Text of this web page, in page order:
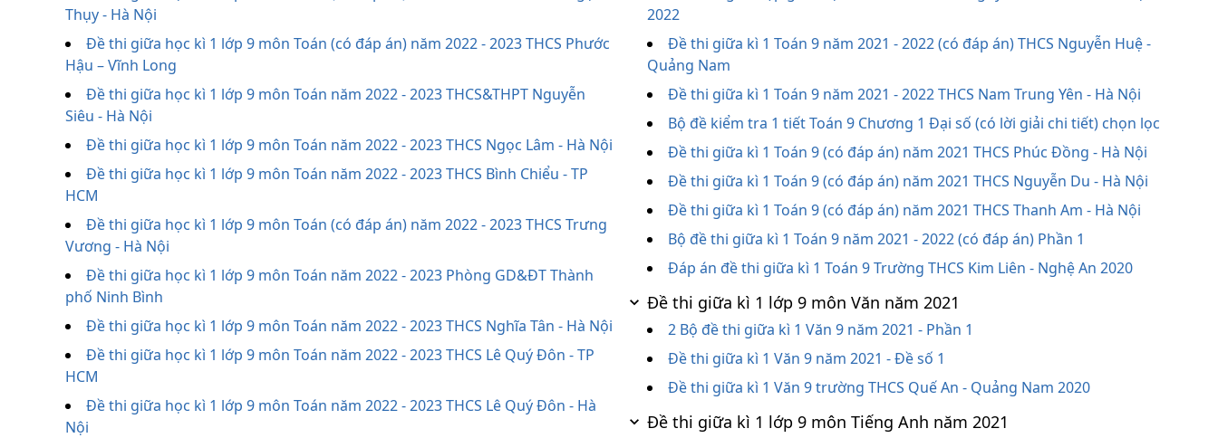
Thụy - Hà Nội
Đề thi giữa học kì 1 lớp 9 môn Toán (có đáp án) năm 2022 - 2023 THCS Phước
Hậu – Vĩnh Long
Đề thi giữa học kì 1 lớp 9 môn Toán năm 2022 - 2023 THCS&THPT Nguyễn
Siêu - Hà Nội
Đề thi giữa học kì 1 lớp 9 môn Toán năm 2022 - 2023 THCS Ngọc Lâm - Hà Nội
Đề thi giữa học kì 1 lớp 9 môn Toán năm 2022 - 2023 THCS Bình Chiểu - TP
HCM
Đề thi giữa học kì 1 lớp 9 môn Toán (có đáp án) năm 2022 - 2023 THCS Trưng
Vương - Hà Nội
Đề thi giữa học kì 1 lớp 9 môn Toán năm 2022 - 2023 Phòng GD&ĐT Thành
phố Ninh Bình
Đề thi giữa học kì 1 lớp 9 môn Toán năm 2022 - 2023 THCS Nghĩa Tân - Hà Nội
Đề thi giữa học kì 1 lớp 9 môn Toán năm 2022 - 2023 THCS Lê Quý Đôn - TP
HCM
Đề thi giữa học kì 1 lớp 9 môn Toán năm 2022 - 2023 THCS Lê Quý Đôn - Hà
Nội
2022
Đề thi giữa kì 1 Toán 9 năm 2021 - 2022 (có đáp án) THCS Nguyễn Huệ -
Quảng Nam
Đề thi giữa kì 1 Toán 9 năm 2021 - 2022 THCS Nam Trung Yên - Hà Nội
Bộ đề kiểm tra 1 tiết Toán 9 Chương 1 Đại số (có lời giải chi tiết) chọn lọc
Đề thi giữa kì 1 Toán 9 (có đáp án) năm 2021 THCS Phúc Đồng - Hà Nội
Đề thi giữa kì 1 Toán 9 (có đáp án) năm 2021 THCS Nguyễn Du - Hà Nội
Đề thi giữa kì 1 Toán 9 (có đáp án) năm 2021 THCS Thanh Am - Hà Nội
Bộ đề thi giữa kì 1 Toán 9 năm 2021 - 2022 (có đáp án) Phần 1
Đáp án đề thi giữa kì 1 Toán 9 Trường THCS Kim Liên - Nghệ An 2020
Đề thi giữa kì 1 lớp 9 môn Văn năm 2021
2 Bộ đề thi giữa kì 1 Văn 9 năm 2021 - Phần 1
Đề thi giữa kì 1 Văn 9 năm 2021 - Đề số 1
Đề thi giữa kì 1 Văn 9 trường THCS Quế An - Quảng Nam 2020
Đề thi giữa kì 1 lớp 9 môn Tiếng Anh năm 2021